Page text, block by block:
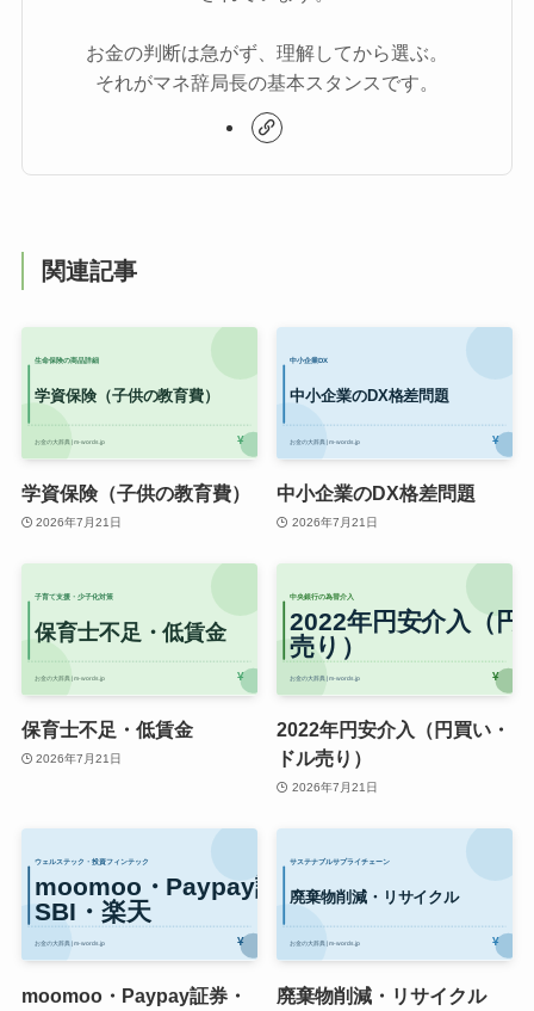
お金の判断は急がず、理解してから選ぶ。
それがマネ辞局長の基本スタンスです。
関連記事
学資保険（子供の教育費）
2026年7月21日
中小企業のDX格差問題
2026年7月21日
保育士不足・低賃金
2026年7月21日
2022年円安介入（円買い・
ドル売り）
2026年7月21日
moomoo・Paypay証券・
廃棄物削減・リサイクル